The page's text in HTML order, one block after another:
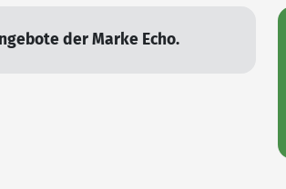
der Marke Echo.